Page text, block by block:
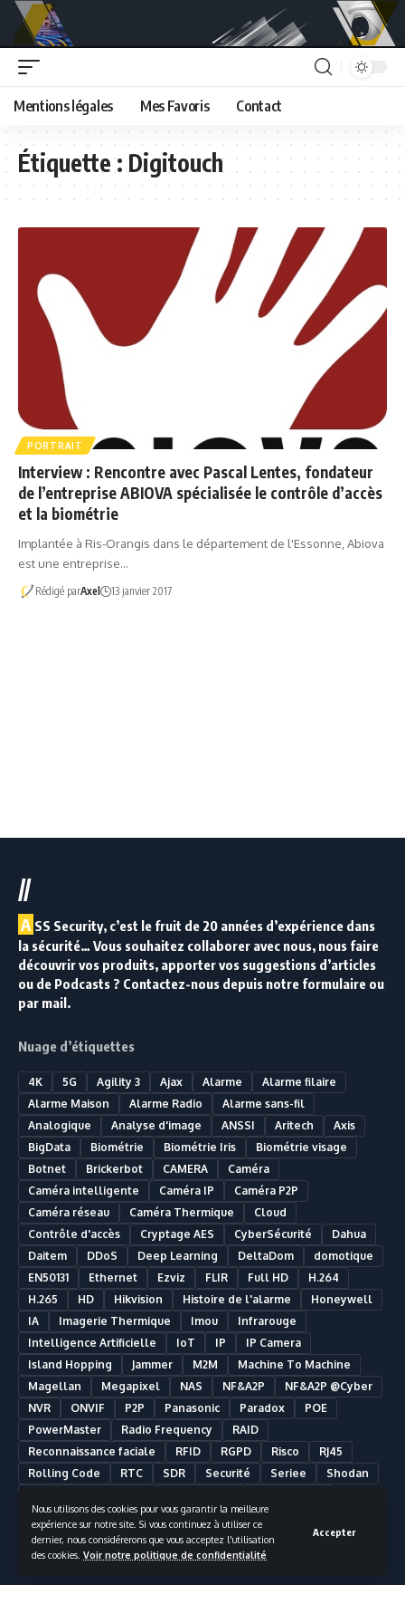
Nous utilisons des cookies pour vous garantir la meilleure
expérience sur notre site. Si vous continuez à utiliser ce
dernier, nous considérerons que vous acceptez l'utilisation
des cookies. Voir notre politique de confidentialité
Accepter
Mentions légales Mes Favoris Contact
Étiquette :Digitouch
PORTRAIT
Interview : Rencontre avec Pascal Lentes, fondateur
de l’entreprise ABIOVA spécialisée le contrôle d’accès
et la biométrie
Implantée à Ris-Orangis dans le département de l'Essonne, Abiova
est une entreprise…
Rédigé parAxel 13 janvier 2017
//
A SS Security, c’est le fruit de 20 années d’expérience dans
la sécurité… Vous souhaitez collaborer avec nous, nous faire
découvrir vos produits, apporter vos suggestions d’articles
ou de Podcasts ? Contactez-nous depuis notre formulaire ou
par mail.
Nuage d’étiquettes
4K 5G Agility 3 Ajax Alarme
Alarme filaire
Alarme Maison
Alarme Radio
Alarme sans-fil
Analogique
Analyse d'image ANSSI Aritech
Axis
BigData
Biométrie Biométrie Iris
Biométrie visage
Botnet
Brickerbot CAMERA
Caméra
Caméra intelligente
Caméra IP
Caméra P2P
Caméra réseau
Caméra Thermique
Cloud
Contrôle d'accès
Cryptage AES CyberSécurité
Dahua
Daitem
DDoS Deep Learning DeltaDom
domotique
EN50131
Ethernet Ezviz FLIR Full HD
H.264
H.265
HD Hikvision Histoire de l'alarme
Honeywell
IA
Imagerie Thermique Imou
Infrarouge
Intelligence Artificielle
IoT IP
IP Camera
Island Hopping
Jammer M2M
Machine To Machine
Magellan
Megapixel NAS NF&A2P
NF&A2P @Cyber
NVR
ONVIF P2P Panasonic Paradox
POE
PowerMaster
Radio Frequency
RAID
Reconnaissance faciale
RFID RGPD Risco
RJ45
Rolling Code
RTC SDR Securité Seriee
Shodan
Somfy
Synology Télésurveillance
UTC Fire & Security
Vidéosurveillance
Vidéosurveillance Analytique
Visonic